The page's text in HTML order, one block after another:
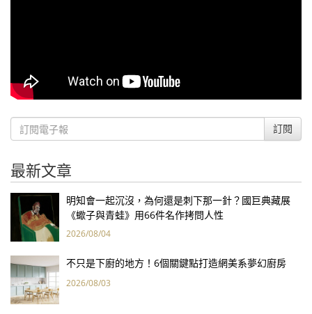
訂閱
最新文章
明知會一起沉沒，為何還是刺下那一針？國巨典藏展
《蠍子與青蛙》用66件名作拷問人性
2026/08/04
不只是下廚的地方！6個關鍵點打造網美系夢幻廚房
2026/08/03